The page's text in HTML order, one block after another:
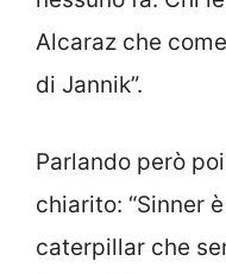
Alcaraz che
di Jannik”.
Parlando però
chiarito: “Sinner
caterpillar che